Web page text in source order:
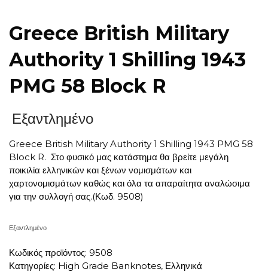
Greece British Military
Authority 1 Shilling 1943
PMG 58 Block R
Εξαντλημένο
Greece British Military Authority 1 Shilling 1943 PMG 58
Block R. Στο φυσικό μας κατάστημα θα βρείτε μεγάλη
ποικιλία ελληνικών και ξένων νομισμάτων και
χαρτονομισμάτων καθώς και όλα τα απαραίτητα αναλώσιμα
για την συλλογή σας.(Κωδ. 9508)
Εξαντλημένο
Κωδικός προϊόντος: 9508
Κατηγορίες: High Grade Banknotes, Ελληνικά